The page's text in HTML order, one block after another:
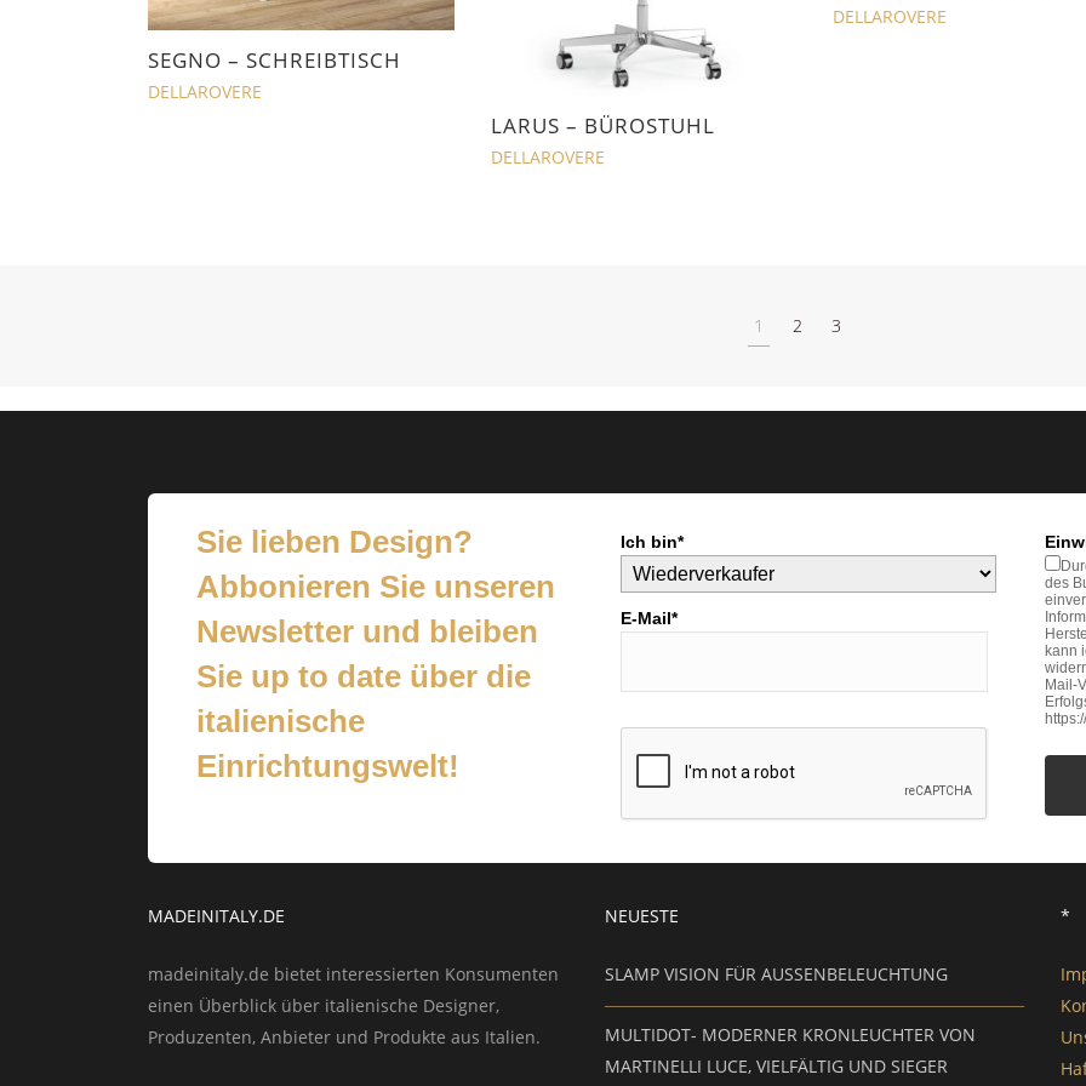
SEGNO – SCHREIBTISCH
DELLAROVERE
LARUS – BÜROSTUHL
DELLAROVERE
DELLAROVERE
1 2 3
Sie lieben Design?
Abbonieren Sie unseren
Newsletter und bleiben
Sie up to date über die
italienische
Einrichtungswelt!
Ich bin*
E-Mail*
des
kann
Mail-
MADEINITALY.DE
madeinitaly.de bietet interessierten Konsumenten
einen Überblick über italienische Designer,
Produzenten, Anbieter und Produkte aus Italien.
NEUESTE
SLAMP VISION FÜR AUSSENBELEUCHTUNG
MULTIDOT- MODERNER KRONLEUCHTER VON
MARTINELLI LUCE, VIELFÄLTIG UND SIEGER
*